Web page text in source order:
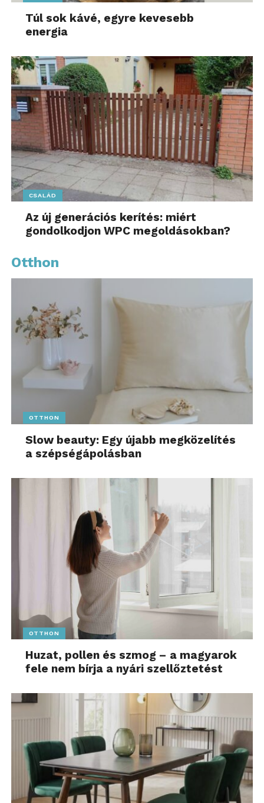
Túl sok kávé, egyre kevesebb
energia
CSALÁD
Az új generációs kerítés: miért
gondolkodjon WPC megoldásokban?
Otthon
OTTHON
Slow beauty: Egy újabb megközelítés
a szépségápolásban
OTTHON
Huzat, pollen és szmog – a magyarok
fele nem bírja a nyári szellőztetést